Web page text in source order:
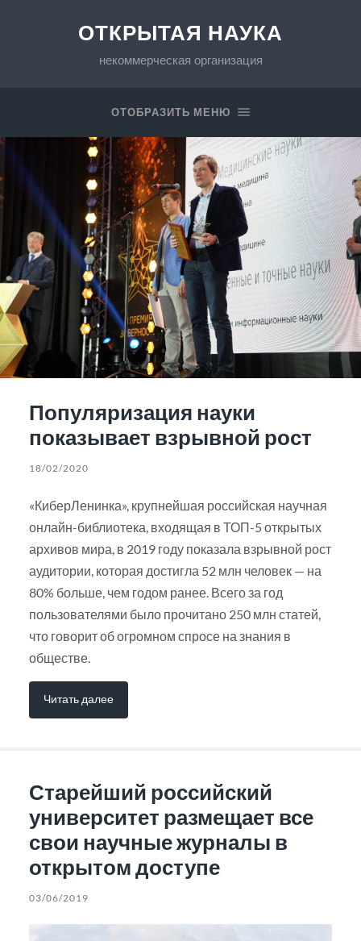
ОТКРЫТАЯ НАУКА
некоммерческая организация
ОТОБРАЗИТЬ МЕНЮ
Популяризация науки
показывает взрывной рост
18/02/2020
«КиберЛенинка», крупнейшая российская научная
онлайн-библиотека, входящая в ТОП-5 открытых
архивов мира, в 2019 году показала взрывной рост
аудитории, которая достигла 52 млн человек — на
80% больше, чем годом ранее. Всего за год
пользователями было прочитано 250 млн статей,
что говорит об огромном спросе на знания в
обществе.
Читать далее
Старейший российский
университет размещает все
свои научные журналы в
открытом доступе
03/06/2019